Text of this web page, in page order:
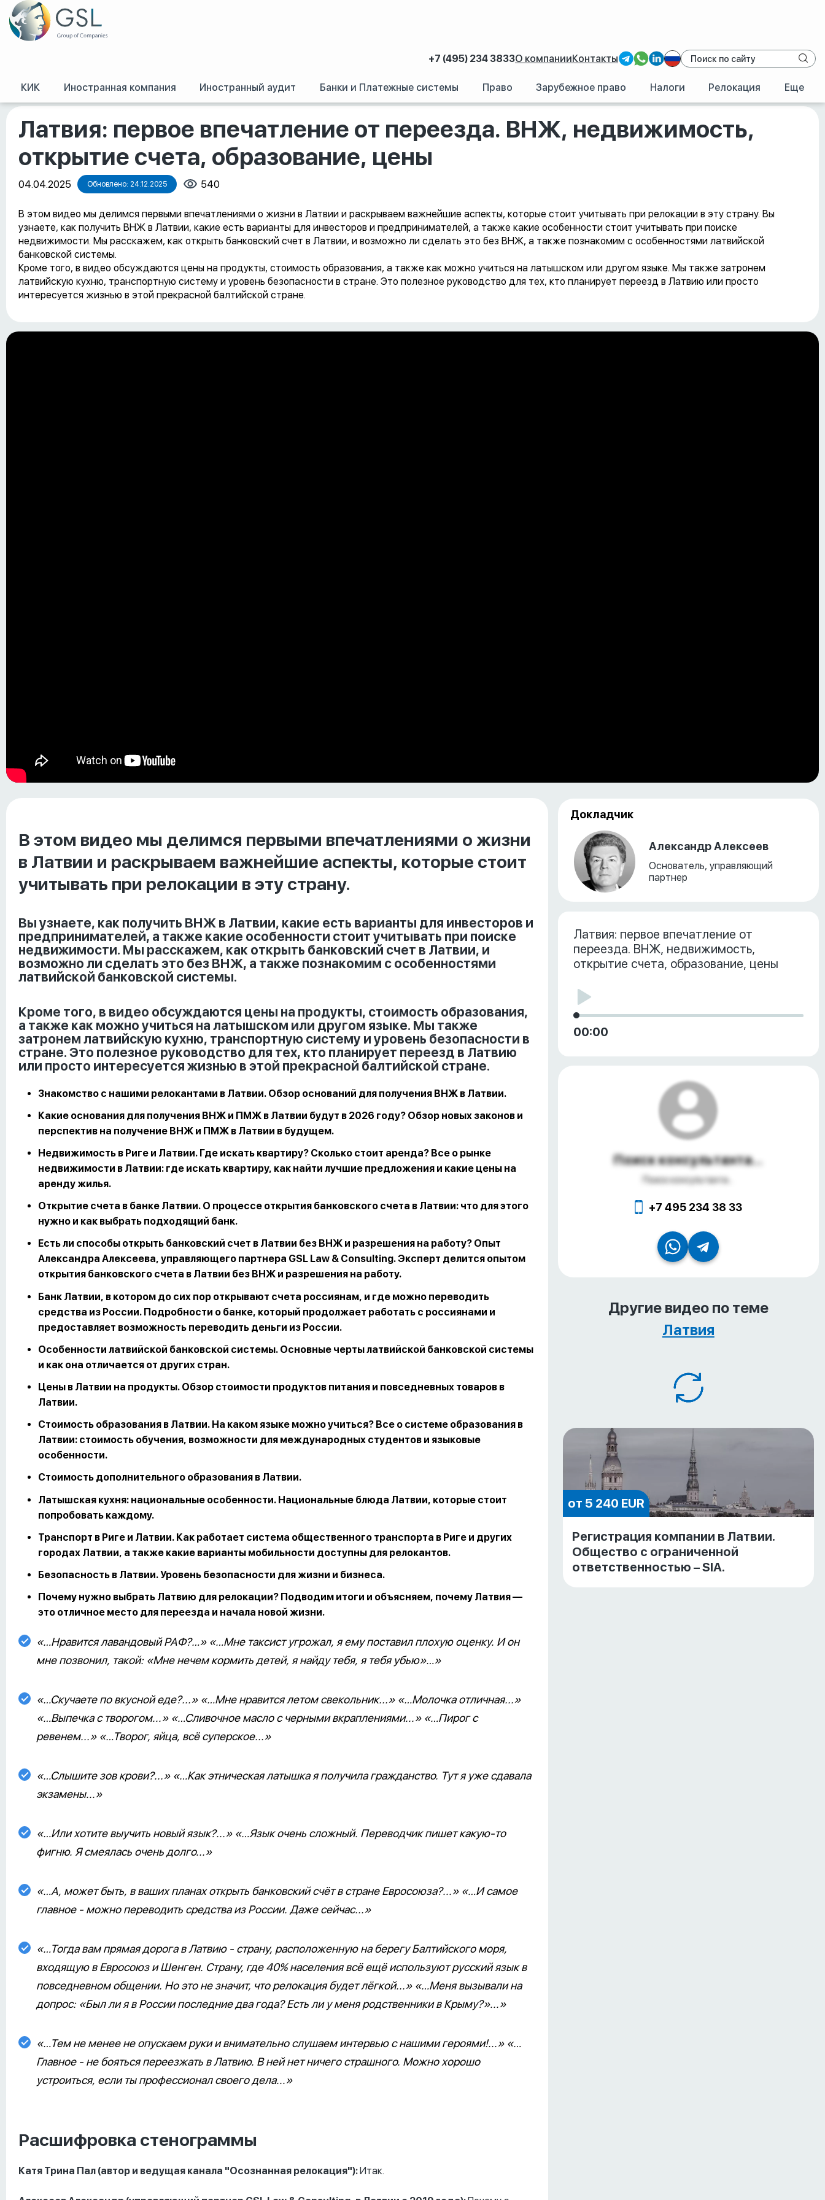
+7 (495) 234 3833О компанииКонтакты
КИК Иностранная компания Иностранный аудит Банки и Платежные системы Право Зарубежное право Налоги Релокация Еще
GSL/Оффшорные конференции, семинары и обучение/Латвия: первое впечатление от переезда. ВНЖ, недвижимость, открытие счета, образование, цены
Латвия: первое впечатление от переезда. ВНЖ, недвижимость,
открытие счета, образование, цены
04.04.2025 Обновлено: 24.12.2025 540
В этом видео мы делимся первыми впечатлениями о жизни в Латвии и раскрываем важнейшие аспекты, которые стоит учитывать при релокации в эту страну. Вы
узнаете, как получить ВНЖ в Латвии, какие есть варианты для инвесторов и предпринимателей, а также какие особенности стоит учитывать при поиске
недвижимости. Мы расскажем, как открыть банковский счет в Латвии, и возможно ли сделать это без ВНЖ, а также познакомим с особенностями латвийской
банковской системы.
Кроме того, в видео обсуждаются цены на продукты, стоимость образования, а также как можно учиться на латышском или другом языке. Мы также затронем
латвийскую кухню, транспортную систему и уровень безопасности в стране. Это полезное руководство для тех, кто планирует переезд в Латвию или просто
интересуется жизнью в этой прекрасной балтийской стране.
В этом видео мы делимся первыми впечатлениями о жизни
в Латвии и раскрываем важнейшие аспекты, которые стоит
учитывать при релокации в эту страну.
Вы узнаете, как получить ВНЖ в Латвии, какие есть варианты для инвесторов и
предпринимателей, а также какие особенности стоит учитывать при поиске
недвижимости. Мы расскажем, как открыть банковский счет в Латвии, и
возможно ли сделать это без ВНЖ, а также познакомим с особенностями
латвийской банковской системы.
Кроме того, в видео обсуждаются цены на продукты, стоимость образования,
а также как можно учиться на латышском или другом языке. Мы также
затронем латвийскую кухню, транспортную систему и уровень безопасности в
стране. Это полезное руководство для тех, кто планирует переезд в Латвию
или просто интересуется жизнью в этой прекрасной балтийской стране.
Знакомство с нашими релокантами в Латвии. Обзор оснований для получения ВНЖ в Латвии.
Какие основания для получения ВНЖ и ПМЖ в Латвии будут в 2026 году? Обзор новых законов и
перспектив на получение ВНЖ и ПМЖ в Латвии в будущем.
Недвижимость в Риге и Латвии. Где искать квартиру? Сколько стоит аренда? Все о рынке
недвижимости в Латвии: где искать квартиру, как найти лучшие предложения и какие цены на
аренду жилья.
Открытие счета в банке Латвии. О процессе открытия банковского счета в Латвии: что для этого
нужно и как выбрать подходящий банк.
Есть ли способы открыть банковский счет в Латвии без ВНЖ и разрешения на работу? Опыт
Александра Алексеева, управляющего партнера GSL Law & Consulting. Эксперт делится опытом
открытия банковского счета в Латвии без ВНЖ и разрешения на работу.
Банк Латвии, в котором до сих пор открывают счета россиянам, и где можно переводить
средства из России. Подробности о банке, который продолжает работать с россиянами и
предоставляет возможность переводить деньги из России.
Особенности латвийской банковской системы. Основные черты латвийской банковской системы
и как она отличается от других стран.
Цены в Латвии на продукты. Обзор стоимости продуктов питания и повседневных товаров в
Латвии.
Стоимость образования в Латвии. На каком языке можно учиться? Все о системе образования в
Латвии: стоимость обучения, возможности для международных студентов и языковые
особенности.
Стоимость дополнительного образования в Латвии.
Латышская кухня: национальные особенности. Национальные блюда Латвии, которые стоит
попробовать каждому.
Транспорт в Риге и Латвии. Как работает система общественного транспорта в Риге и других
городах Латвии, а также какие варианты мобильности доступны для релокантов.
Безопасность в Латвии. Уровень безопасности для жизни и бизнеса.
Почему нужно выбрать Латвию для релокации? Подводим итоги и объясняем, почему Латвия —
это отличное место для переезда и начала новой жизни.
«…Нравится лавандовый РАФ?…» «…Мне таксист угрожал, я ему поставил плохую оценку. И он
мне позвонил, такой: «Мне нечем кормить детей, я найду тебя, я тебя убью»…»
«…Скучаете по вкусной еде?...» «…Мне нравится летом свекольник...» «…Молочка отличная...»
«…Выпечка с творогом...» «…Сливочное масло с черными вкраплениями...» «…Пирог с
ревенем...» «…Творог, яйца, всё суперское...»
«…Слышите зов крови?...» «…Как этническая латышка я получила гражданство. Тут я уже сдавала
экзамены...»
«…Или хотите выучить новый язык?...» «…Язык очень сложный. Переводчик пишет какую-то
фигню. Я смеялась очень долго...»
«…А, может быть, в ваших планах открыть банковский счёт в стране Евросоюза?...» «…И самое
главное - можно переводить средства из России. Даже сейчас...»
«…Тогда вам прямая дорога в Латвию - страну, расположенную на берегу Балтийского моря,
входящую в Евросоюз и Шенген. Страну, где 40% населения всё ещё используют русский язык в
повседневном общении. Но это не значит, что релокация будет лёгкой...» «…Меня вызывали на
допрос: «Был ли я в России последние два года? Есть ли у меня родственники в Крыму?»...»
«…Тем не менее не опускаем руки и внимательно слушаем интервью с нашими героями!...» «…
Главное - не бояться переезжать в Латвию. В ней нет ничего страшного. Можно хорошо
устроиться, если ты профессионал своего дела...»
Расшифровка стенограммы
Катя Трина Пал (автор и ведущая канала "Осознанная релокация"): Итак.
Докладчик
Александр Алексеев
Основатель, управляющий
партнер
Латвия: первое впечатление от
переезда. ВНЖ, недвижимость,
открытие счета, образование, цены
00:00
Поиск консультанта...
Поиск консультанта...
+7 495 234 38 33
Другие видео по теме
Латвия
от 5 240 EUR
Регистрация компании в Латвии.
Общество с ограниченной
ответственностью – SIA.